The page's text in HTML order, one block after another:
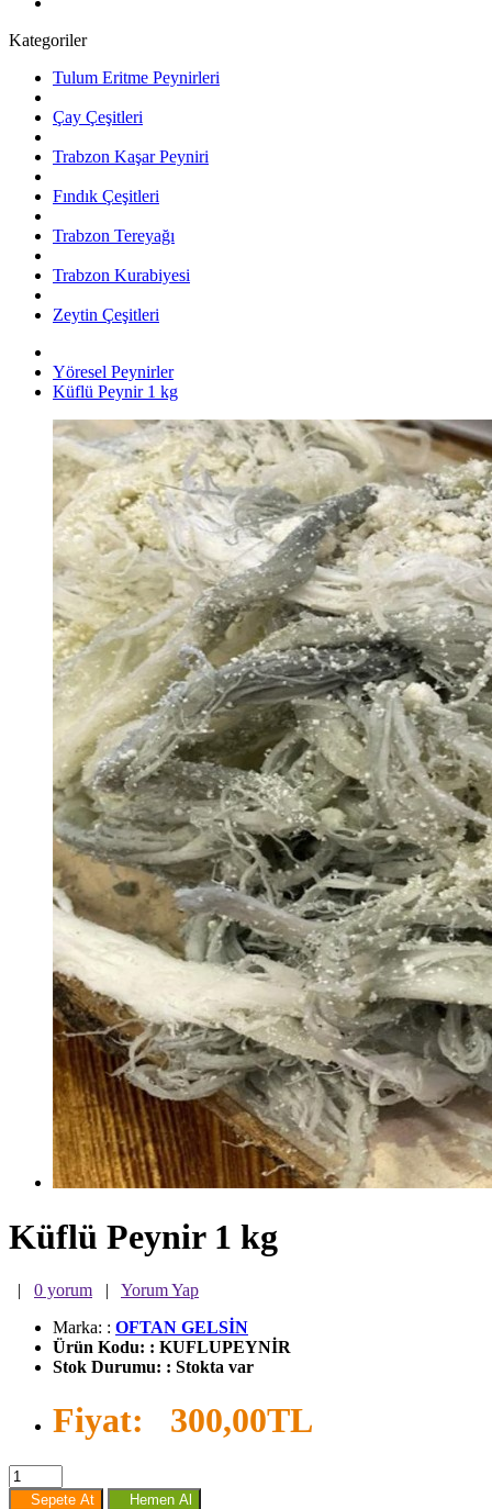
Kategoriler
Tulum Eritme Peynirleri
Çay Çeşitleri
Trabzon Kaşar Peyniri
Fındık Çeşitleri
Trabzon Tereyağı
Trabzon Kurabiyesi
Zeytin Çeşitleri
Yöresel Peynirler
Küflü Peynir 1 kg
Küflü Peynir 1 kg
| 0 yorum | Yorum Yap
Marka: : OFTAN GELSİN
Ürün Kodu: : KUFLUPEYNİR
Stok Durumu: : Stokta var
Fiyat: 300,00TL
Sepete At Hemen Al